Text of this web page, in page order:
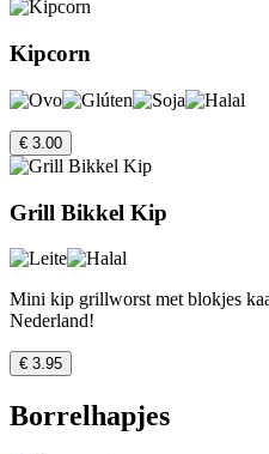
Kipcorn
€ 3.00
Grill Bikkel Kip
Mini kip grillworst met blokjes
Nederland!
€ 3.95
Borrelhapjes